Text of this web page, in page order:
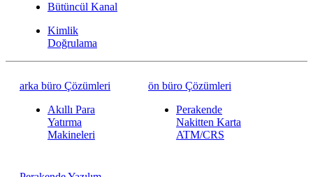
Bütüncül Kanal
Kimlik
Doğrulama
arka büro Çözümleri
Akıllı Para
Yatırma
Makineleri
ön büro Çözümleri
Perakende
Nakitten Karta
ATM/CRS